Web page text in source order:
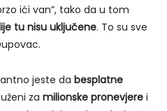
ići van”, tako da u tom
tu nisu uključene. To su sve
jeste da besplatne
za milionske pronevjere i